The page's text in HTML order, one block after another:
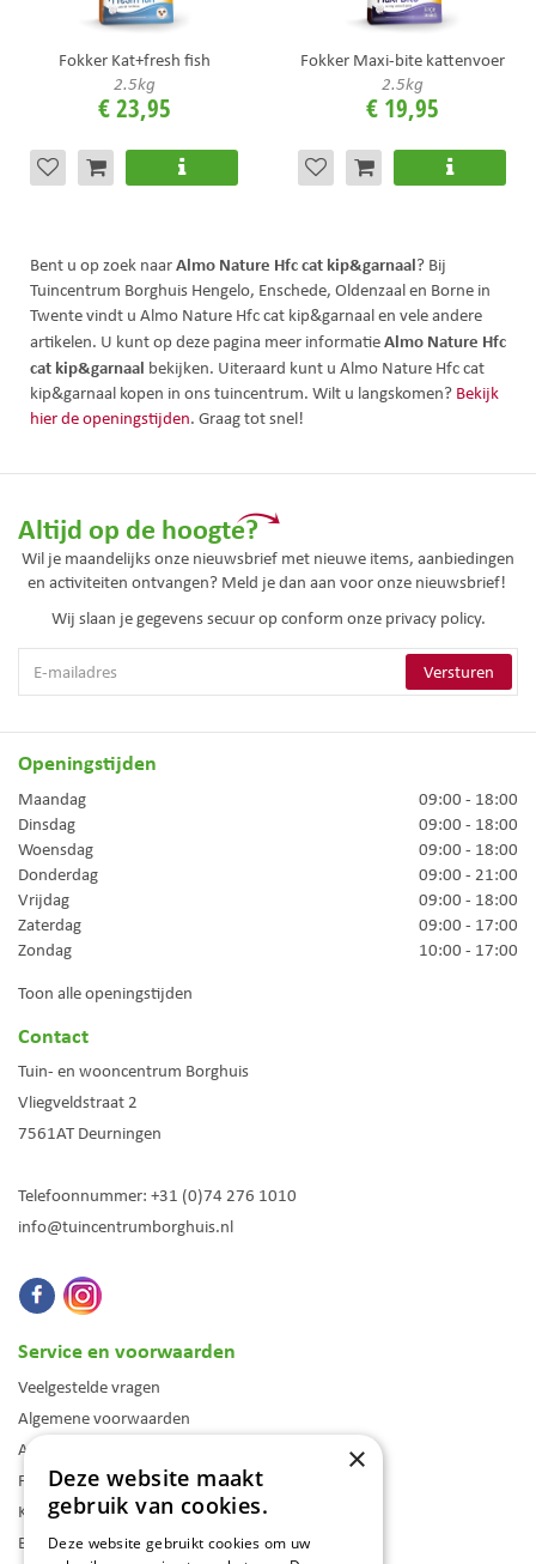
Fokker Kat+fresh fish
2.5kg
€23,95
Fokker Maxi-bite kattenvoer
2.5kg
€ 19,95
Bent u op zoek naarAlmo Nature Hfc cat kip&garnaal? Bij
Tuincentrum Borghuis Hengelo, Enschede, Oldenzaal en Borne in
Twente vindt u Almo Nature Hfc cat kip&garnaal en vele andere
artikelen. U kunt op deze pagina meer informatieAlmo Nature Hfc
cat kip&garnaal bekijken. Uiteraard kunt u Almo Nature Hfc cat
kip&garnaal kopen in ons tuincentrum. Wilt u langskomen? Bekijk
hier de openingstijden. Graag tot snel!
Altijd op de hoogte?
Wil je maandelijks onze nieuwsbrief met nieuwe items, aanbiedingen
en activiteiten ontvangen? Meld je dan aan voor onze nieuwsbrief!
Wij slaan je gegevens secuur op conform onze privacy policy.
Openingstijden
Maandag
09:00 - 18:00
Dinsdag
09:00 - 18:00
Woensdag
09:00 - 18:00
Donderdag
09:00 - 21:00
Vrijdag
09:00 - 18:00
Zaterdag
09:00 - 17:00
Zondag
10:00 - 17:00
Toon alle openingstijden
Contact
Tuin- en wooncentrum Borghuis
Vliegveldstraat 2
7561AT Deurningen
Telefoonnummer: +31 (0)74 276 1010
info@tuincentrumborghuis.nl
Service en voorwaarden
Veelgestelde vragen
Algemene voorwaarden
Assortiment
Folder
Klantenkaart
Blog
×
Deze website maakt
gebruik van cookies.
Deze website gebruikt cookies om uw